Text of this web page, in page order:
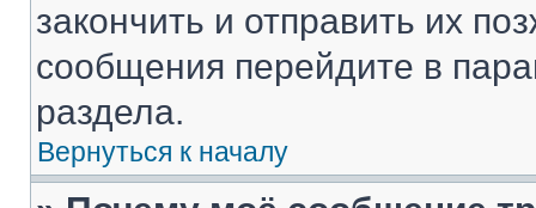
закончить и отправить их
сообщения перейдите в
раздела.
Вернуться к началу